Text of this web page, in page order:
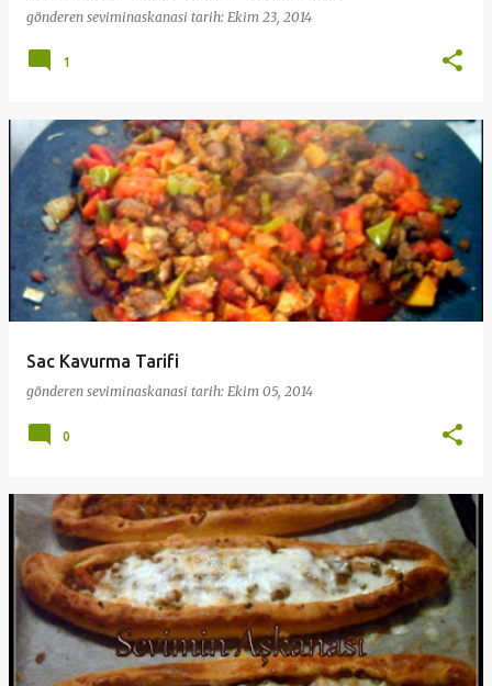
gönderen seviminaskanasi tarih: Ekim 23, 2014
1
Sac Kavurma Tarifi
gönderen seviminaskanasi tarih: Ekim 05, 2014
0